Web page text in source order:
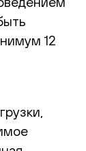
12